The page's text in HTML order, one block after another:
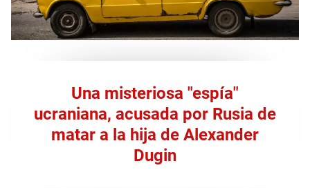
Una misteriosa "espía"
ucraniana, acusada por Rusia de
matar a la hija de Alexander
Dugin